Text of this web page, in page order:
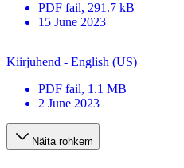
PDF fail, 291.7 kB
15 June 2023
Kiirjuhend - English (US)
PDF fail, 1.1 MB
2 June 2023
Näita rohkem